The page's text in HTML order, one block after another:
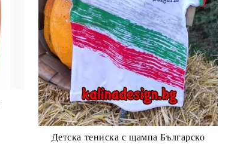
Детска тениска с щампа Българско